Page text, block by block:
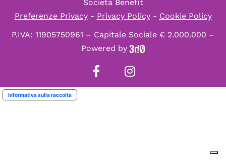
Società Benefit
Preferenze Privacy- Privacy Policy- Cookie Policy
P.IVA: 11905750961 – Capitale Sociale € 2.000.000 –
Powered by
Informativa sulla raccolta